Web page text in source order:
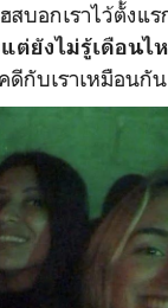
บอกเราไว้ตั้งแ
ต่ยังไม่รู้เดือน
ดีกับเราเหมือนกั